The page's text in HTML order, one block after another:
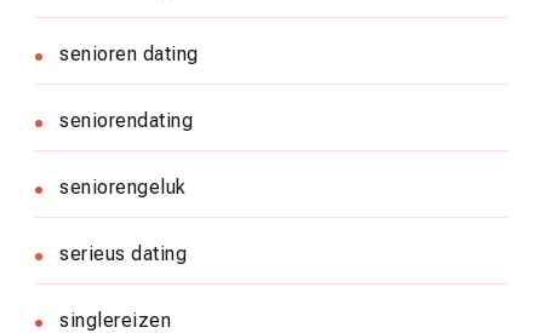
senioren dating
seniorendating
seniorengeluk
serieus dating
singlereizen